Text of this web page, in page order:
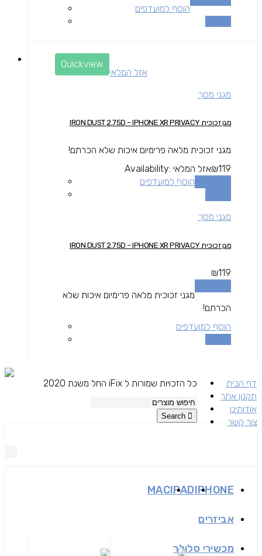
הוסף למועדפים
Quickview
אזל המלאי
מגני מסך
מגן זכוכית IRON DUST 2.75D – IPHONE XR PRIVACY
מגני זכוכית מלאה פרימיום איכות שלא הכרתם!
₪119
Availability: אזל המלאי
הוסף למועדפים
מגני מסך
מגן זכוכית IRON DUST 2.75D – IPHONE XR PRIVACY
₪119
מגני זכוכית מלאה פרימיום איכות שלא
הכרתם!
הוסף למועדפים
דף הבית
תקנון אתר
אודותינו
צור קשר
כל הזכויות שמורות ל iFix החל משנת 2020
IPHONE
IPAD
MAC
אביזרים
מכשירי סלולר
Search